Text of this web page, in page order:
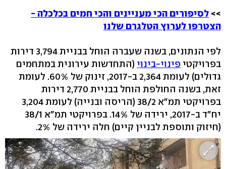
>> לסיפורים הכי מעניינים והכי חמים בכלכלה -
הצטרפו לערוץ הטלגרם שלנו
לפי הנתונים, בשנה שעברה הוחל בבניית 3,794 דירות
בפרויקטי פינוי-בינוי (התחדשות עירונית במתחמים
גדולים) לעומת 2,364 ב-2017, זינוק של 60%. לעומת
זאת, בשנה החולפת הוחל בבניית 2,770 דירות
בפרויקטי תמ"א 38/2 (הריסה ובנייה) לעומת 3,204
יח"ד ב-2017, ירידה של 14%. בפרויקטי תמ"א 38/1
(חיזוק ותוספת לבניין קיים) חלה ירידה של 2%.